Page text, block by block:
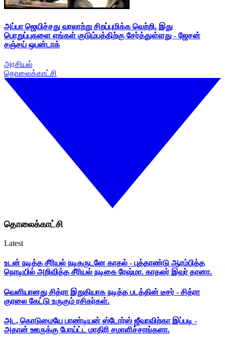
அப்பா ஜெயிச்சது வரலாற்று சிறப்புமிக்க வெற்றி. இது
பொறுப்புகளை எங்கள் குடும்பத்திற்கு சேர்த்துள்ளது - ஜேசன்
சஞ்சய் ஒபன்டாக்
அரசியல்
தொலைக்காட்சி
தொலைக்காட்சி
Latest
உடன் நடித்த சீரியல் நடிகருடனே காதல் - புத்தாண்டு ஆரம்பித்த
நொடியில் அறிவித்த சீரியல் நடிகை ரேஷ்மா. காதலர் இவர் தானா.
வெளியானது சித்ரா இறுதியாக நடித்த படத்தின் டீசர் - சித்ரா
குரலை கேட்டு உருகும் ரசிகர்கள்.
அட, கொடுமையே பாண்டியன் ஸ்டோர்ஸ் ஜீவாவிற்கா இப்படி -
அதான் ஊருக்கு போய்ட்ட மாதிரி சமாளிச்சாங்களா.